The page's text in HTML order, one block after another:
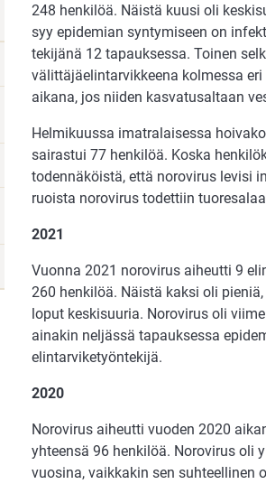
248 henkilöä. Näistä kuusi oli
syy epidemian syntymiseen on
tekijänä 12 tapauksessa. Toinen
välittäjäelintarvikkeena kolmessa
aikana, jos niiden kasvatusaltaan
Helmikuussa imatralaisessa
sairastui 77 henkilöä. Koska
todennäköistä, että norovirus levisi
ruoista norovirus todettiin
2021
Vuonna 2021 norovirus aiheutti 9
260 henkilöä. Näistä kaksi oli
loput keskisuuria. Norovirus oli
ainakin neljässä tapauksessa
elintarviketyöntekijä.
2020
Norovirus aiheutti vuoden 2020
yhteensä 96 henkilöä. Norovirus oli
vuosina, vaikkakin sen suhteellinen